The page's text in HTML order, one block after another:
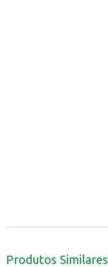
Produtos Similares